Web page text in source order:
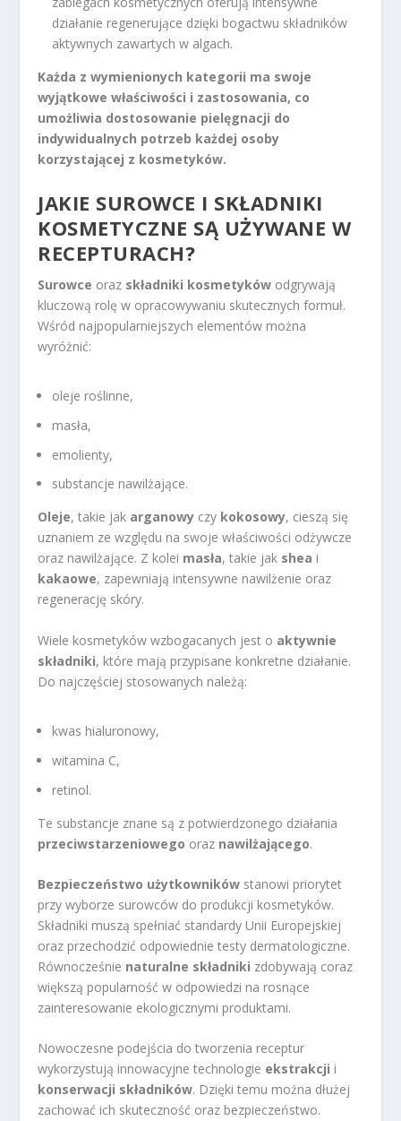
działanie regenerujące dzięki bogactwu składników
aktywnych zawartych w algach.
Każda z wymienionych kategorii ma swoje
wyjątkowe właściwości i zastosowania, co
umożliwia dostosowanie pielęgnacji do
indywidualnych potrzeb każdej osoby
korzystającej z kosmetyków.
JAKIE SUROWCE I SKŁADNIKI
KOSMETYCZNE SĄ UŻYWANE W
RECEPTURACH?
Surowce oraz składniki kosmetyków odgrywają
kluczową rolę w opracowywaniu skutecznych formuł.
Wśród najpopularniejszych elementów można
wyróżnić:
oleje roślinne,
masła,
emolienty,
substancje nawilżające.
Oleje, takie jak arganowy czy kokosowy, cieszą się
uznaniem ze względu na swoje właściwości odżywcze
oraz nawilżające. Z kolei masła, takie jak shea i
kakaowe, zapewniają intensywne nawilżenie oraz
regenerację skóry.
Wiele kosmetyków wzbogacanych jest o aktywnie
składniki, które mają przypisane konkretne działanie.
Do najczęściej stosowanych należą:
kwas hialuronowy,
witamina C,
retinol.
Te substancje znane są z potwierdzonego działania
przeciwstarzeniowego oraz nawilżającego.
Bezpieczeństwo użytkowników stanowi priorytet
przy wyborze surowców do produkcji kosmetyków.
Składniki muszą spełniać standardy Unii Europejskiej
oraz przechodzić odpowiednie testy dermatologiczne.
Równocześnie naturalne składniki zdobywają coraz
większą popularność w odpowiedzi na rosnące
zainteresowanie ekologicznymi produktami.
Nowoczesne podejścia do tworzenia receptur
wykorzystują innowacyjne technologie ekstrakcji i
konserwacji składników. Dzięki temu można dłużej
zachować ich skuteczność oraz bezpieczeństwo.